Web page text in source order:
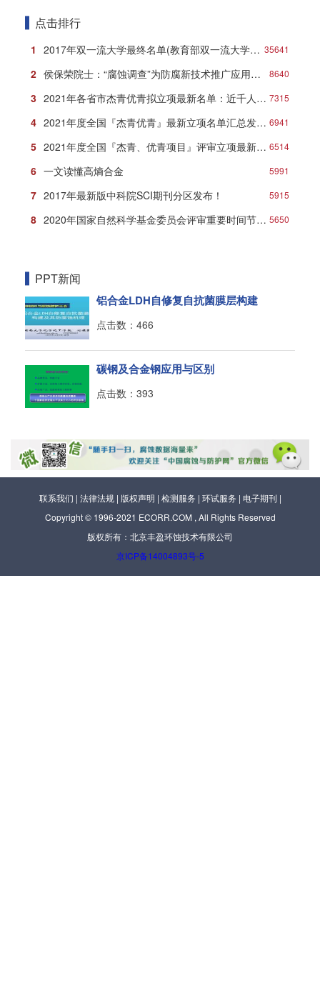
点击排行
35641
1 2017年双一流大学最终名单(教育部双一流大学名单)
8640
2 侯保荣院士：“腐蚀调查”为防腐新技术推广应用打响第一炮
7315
3 2021年各省市杰青优青拟立项最新名单：近千人入选！
6941
4 2021年度全国『杰青优青』最新立项名单汇总发布！
6514
5 2021年度全国『杰青、优青项目』评审立项最新名单
5991
6 一文读懂高熵合金
5915
7 2017年最新版中科院SCI期刊分区发布！
5650
8 2020年国家自然科学基金委员会评审重要时间节点安排
PPT新闻
铝合金LDH自修复自抗菌膜层构建
点击数：466
碳钢及合金钢应用与区别
点击数：393
联系我们 | 法律法规| 版权声明 | 检测服务 | 环试服务 | 电子期刊 |
Copyright © 1996-2021 ECORR.COM , All Rights Reserved
版权所有：北京丰盈环蚀技术有限公司
京ICP备14004893号-5